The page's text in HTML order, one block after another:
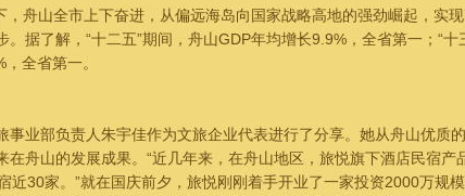
舟山全市上下奋进，从偏远海岛向国家战略高地的强劲崛起，实
据了解，“十二五”期间，舟山GDP年均增长9.9%，全省第一；“十
全省第一。
业部负责人朱宇佳作为文旅企业代表进行了分享。她从舟山优质
在舟山的发展成果。“近几年来，在舟山地区，旅悦旗下酒店民宿产
近30家。”就在国庆前夕，旅悦刚刚着手开业了一家投资2000万规